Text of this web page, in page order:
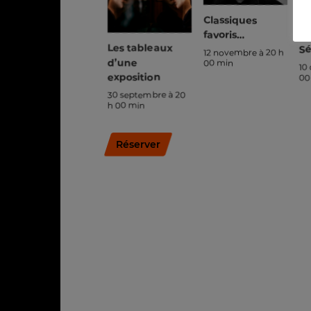
Les tableaux
d’une
exposition
30 septembre à 20
h 00 min
Classiques
favoris…
12 novembre à 20 h
00 min
10
Réserver